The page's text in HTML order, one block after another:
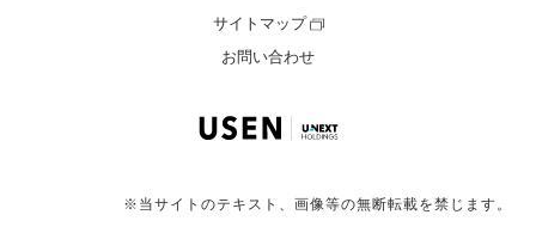
サイトマップ
お問い合わせ
※当サイトのテキスト、画像等の無断転載を禁じます。